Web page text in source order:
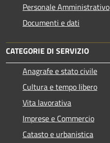
Personale Amministrativo
Documenti e dati
CATEGORIE DI SERVIZIO
Anagrafe e stato civile
Cultura e tempo libero
Vita lavorativa
Imprese e Commercio
Catasto e urbanistica